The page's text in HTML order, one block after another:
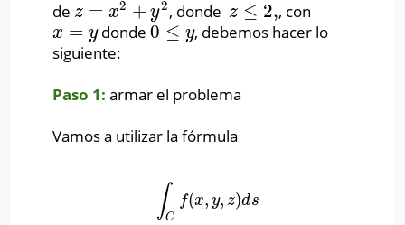
de z = x2 + y2
z=x2 +y2 , dondez ≤ 2,
z≤2, , con
x = y
x= y donde0 ≤ y
0 ≤y
, debemos hacer lo
siguiente:
Paso 1: armar el problema
Vamos a utilizar la fórmula
∫C
f(x, y, z)ds
Cf(x,y ,z)ds